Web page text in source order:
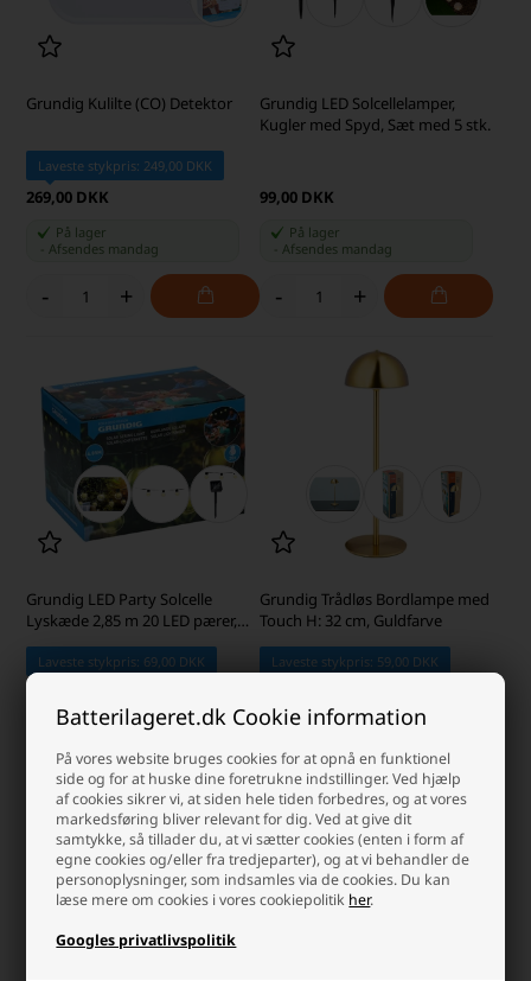
Batterilageret.dk Cookie information
På vores website bruges cookies for at opnå en funktionel
side og for at huske dine foretrukne indstillinger. Ved hjælp
af cookies sikrer vi, at siden hele tiden forbedres, og at vores
markedsføring bliver relevant for dig. Ved at give dit
samtykke, så tillader du, at vi sætter cookies (enten i form af
egne cookies og/eller fra tredjeparter), og at vi behandler de
personoplysninger, som indsamles via de cookies. Du kan
læse mere om cookies i vores cookiepolitik her.
Googles privatlivspolitik
Grundig Kulilte (CO) Detektor
Laveste stykpris: 249,00 DKK
269,00 DKK
På lager
-Afsendes mandag
- +
Grundig LED Solcellelamper,
Kugler med Spyd, Sæt med 5 stk.
99,00 DKK
På lager
Afsendes mandag
- +
Grundig LED Party Solcelle
Lyskæde 2,85 m 20 LED pærer,
Varm Hvid
Laveste stykpris: 69,00 DKK
På lager
+
Grundig Trådløs Bordlampe med
Touch H: 32 cm, Guldfarve
Laveste stykpris: 59,00 DKK
75,00 DKK
- +
- 28%